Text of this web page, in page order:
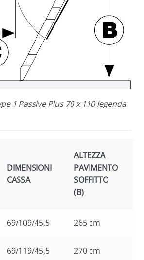
1 Passive Plus 70 x 110 legenda
DIMENSIONI
CASSA
ALTEZZA
PAVIMENTO
SOFFITTO
(B)
69/109/45,5 265 cm
69/119/45,5 270 cm